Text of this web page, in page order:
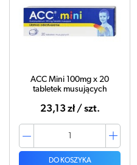
ACC Mini 100mg x 20
tabletek musujących
23,13 zł / szt.
DO KOSZYKA